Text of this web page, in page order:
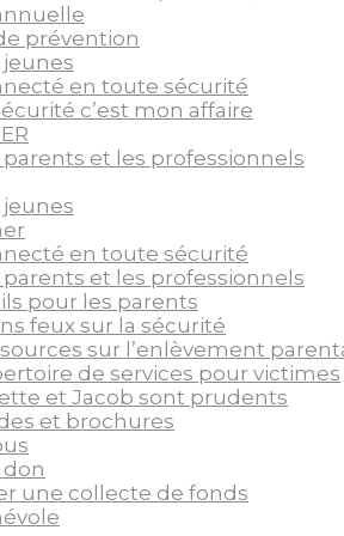
prévention
jeunes
en toute sécurité
c’est mon affaire
parents et les professionnels
jeunes
en toute sécurité
parents et les professionnels
pour les parents
feux sur la sécurité
sur l’enlèvement
de services pour victimes
et Jacob sont prudents
et brochures
don
une collecte de fonds